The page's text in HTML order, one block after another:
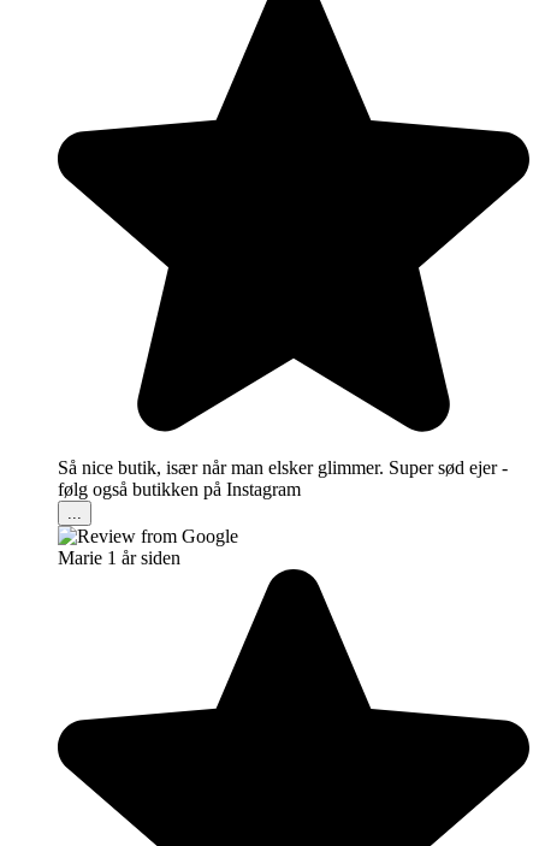
Så nice butik, især når man elsker glimmer. Super sød ejer -
følg også butikken på Instagram
...
Marie 1 år siden